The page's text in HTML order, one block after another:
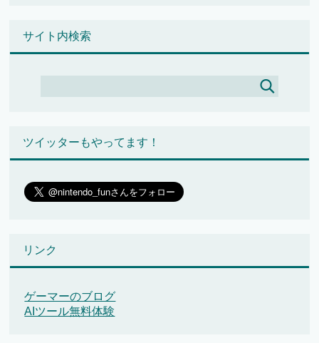
サイト内検索
ツイッターもやってます！
リンク
ゲーマーのブログ
AIツール無料体験